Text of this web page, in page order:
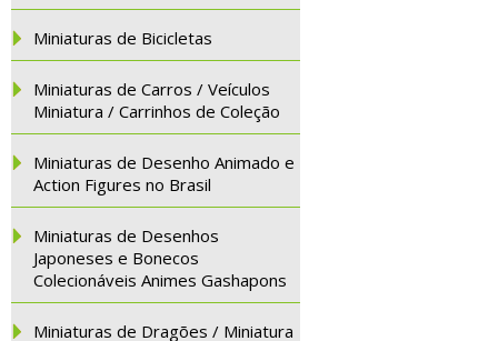
Miniaturas de Bicicletas
Miniaturas de Carros / Veículos
Miniatura / Carrinhos de Coleção
Miniaturas de Desenho Animado e
Action Figures no Brasil
Miniaturas de Desenhos
Japoneses e Bonecos
Colecionáveis Animes Gashapons
Miniaturas de Dragões / Miniatura